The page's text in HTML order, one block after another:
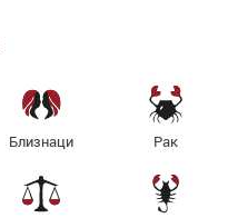
Близнаци Рак